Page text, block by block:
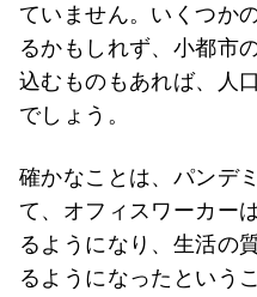
ていません。いくつか
るかもしれず、小都市
込むものもあれば、人
でしょう。
確かなことは、パンデ
て、オフィスワーカー
るようになり、生活の
るようになったという